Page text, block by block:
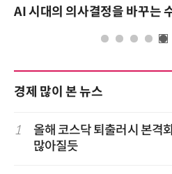
경제 많이 본 뉴스
1
올해 코스닥 퇴출러시 본격
많아질듯